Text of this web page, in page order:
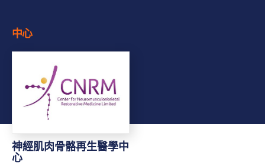
中心
神經肌肉骨骼再生醫學中
心